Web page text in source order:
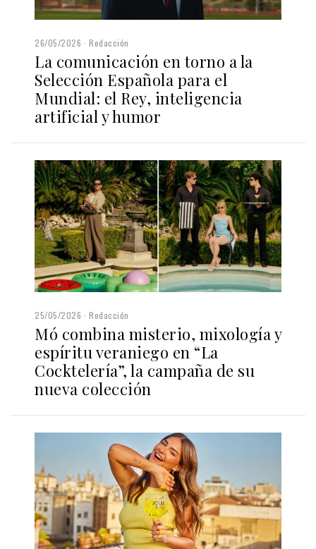
26/05/2026 Redacción
La comunicación en torno a la
Selección Española para el
Mundial: el Rey, inteligencia
artificial y humor
25/05/2026 Redacción
Mó combina misterio, mixología y
espíritu veraniego en “La
Cocktelería”, la campaña de su
nueva colección